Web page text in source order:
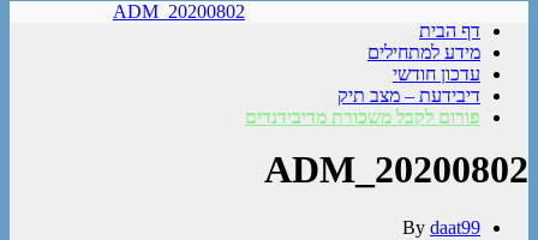
דף הבית
מידע למתחילים
עדכון חודשי
דיבידעת – מצב תיק
פורום לקבל משכורת מדיבידנדים
ADM_20200802
ADM_20200802
By daat99